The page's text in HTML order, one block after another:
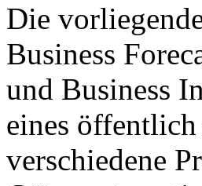
Die
Business
und Business
eines
verschiedene